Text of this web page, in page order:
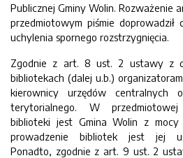
Publicznej Gminy Wolin. Rozważenie
przedmiotowym piśmie doprowadził
uchylenia spornego rozstrzygnięcia.
Zgodnie z art. 8 ust. 2 ustawy z
bibliotekach (dalej u.b.)
kierownicy urzędów centralnych
terytorialnego. W
biblioteki jest Gmina Wolin z
prowadzenie bibliotek jest jej
Ponadto, zgodnie z art. 9 ust. 2